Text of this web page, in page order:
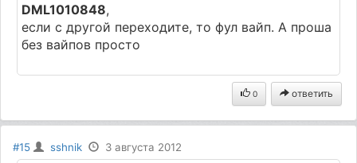
DML1010848,
если с другой переходите, то фул вайп. А проша
без вайпов просто
0 ответить
#15 sshnik 3 августа 2012